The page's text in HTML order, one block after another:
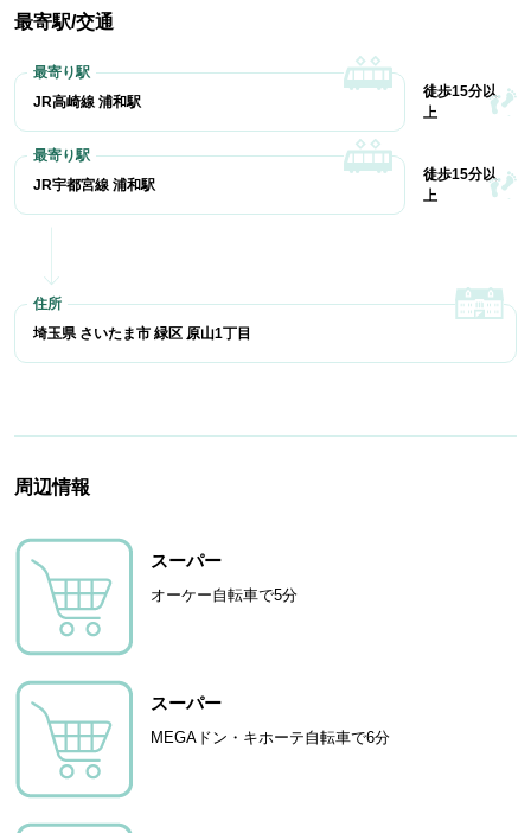
最寄駅/交通
JR高崎線 浦和駅
徒歩15分以
上
JR宇都宮線 浦和駅
徒歩15分以
上
埼玉県 さいたま市 緑区 原山1丁目
周辺情報
スーパー
オーケー自転車で5分
スーパー
MEGAドン・キホーテ自転車で6分